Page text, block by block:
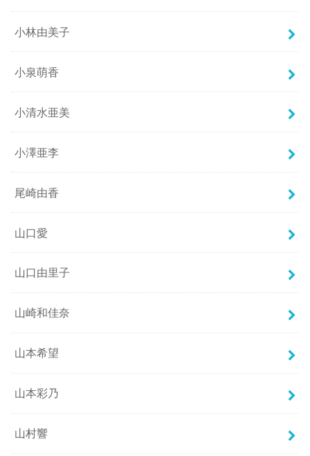
小林由美子
小泉萌香
小清水亜美
小澤亜李
尾崎由香
山口愛
山口由里子
山崎和佳奈
山本希望
山本彩乃
山村響